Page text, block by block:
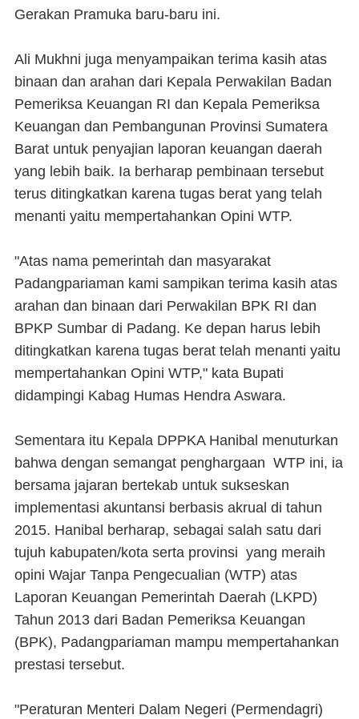
Gerakan Pramuka baru-baru ini.
Ali Mukhni juga menyampaikan terima kasih atas
binaan dan arahan dari Kepala Perwakilan Badan
Pemeriksa Keuangan RI dan Kepala Pemeriksa
Keuangan dan Pembangunan Provinsi Sumatera
Barat untuk penyajian laporan keuangan daerah
yang lebih baik. Ia berharap pembinaan tersebut
terus ditingkatkan karena tugas berat yang telah
menanti yaitu mempertahankan Opini WTP.
"Atas nama pemerintah dan masyarakat
Padangpariaman kami sampikan terima kasih atas
arahan dan binaan dari Perwakilan BPK RI dan
BPKP Sumbar di Padang. Ke depan harus lebih
ditingkatkan karena tugas berat telah menanti yaitu
mempertahankan Opini WTP," kata Bupati
didampingi Kabag Humas Hendra Aswara.
Sementara itu Kepala DPPKA Hanibal menuturkan
bahwa dengan semangat penghargaan WTP ini, ia
bersama jajaran bertekab untuk sukseskan
implementasi akuntansi berbasis akrual di tahun
2015. Hanibal berharap, sebagai salah satu dari
tujuh kabupaten/kota serta provinsi yang meraih
opini Wajar Tanpa Pengecualian (WTP) atas
Laporan Keuangan Pemerintah Daerah (LKPD)
Tahun 2013 dari Badan Pemeriksa Keuangan
(BPK), Padangpariaman mampu mempertahankan
prestasi tersebut.
"Peraturan Menteri Dalam Negeri (Permendagri)